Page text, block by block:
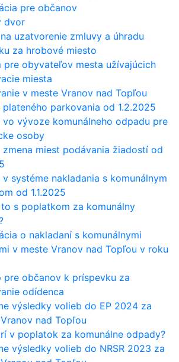
pre občanov
dvor
uzatvorenie zmluvy a úhradu
za hrobové miesto
pre obyvateľov mesta užívajúcich
miesta
v meste Vranov nad Topľou
parkovania od 1.2.2025
vo vývoze komunálneho odpadu pre
osoby
zmena miest podávania žiadostí od
v systéme nakladania s komunálnym
od 1.1.2025
s poplatkom za komunálny
o nakladaní s komunálnymi
v meste Vranov nad Topľou v roku
pre občanov k príspevku za
odídenca
výsledky volieb do EP 2024 za
nad Topľou
v poplatok za komunálne odpady?
výsledky volieb do NRSR 2023 za